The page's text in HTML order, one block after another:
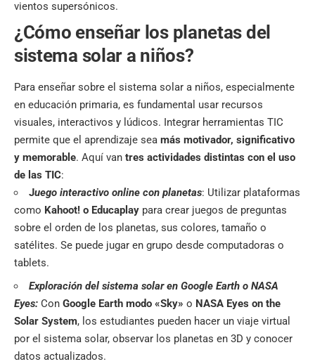
vientos supersónicos.
¿Cómo enseñar los planetas del
sistema solar a niños?
Para enseñar sobre el sistema solar a niños, especialmente
en educación primaria, es fundamental usar recursos
visuales, interactivos y lúdicos. Integrar herramientas TIC
permite que el aprendizaje sea más motivador, significativo
y memorable. Aquí van tres actividades distintas con el uso
de las TIC:
Juego interactivo online con planetas: Utilizar plataformas
como Kahoot! o Educaplay para crear juegos de preguntas
sobre el orden de los planetas, sus colores, tamaño o
satélites. Se puede jugar en grupo desde computadoras o
tablets.
Exploración del sistema solar en Google Earth o NASA
Eyes: Con Google Earth modo «Sky» o NASA Eyes on the
Solar System, los estudiantes pueden hacer un viaje virtual
por el sistema solar, observar los planetas en 3D y conocer
datos actualizados.